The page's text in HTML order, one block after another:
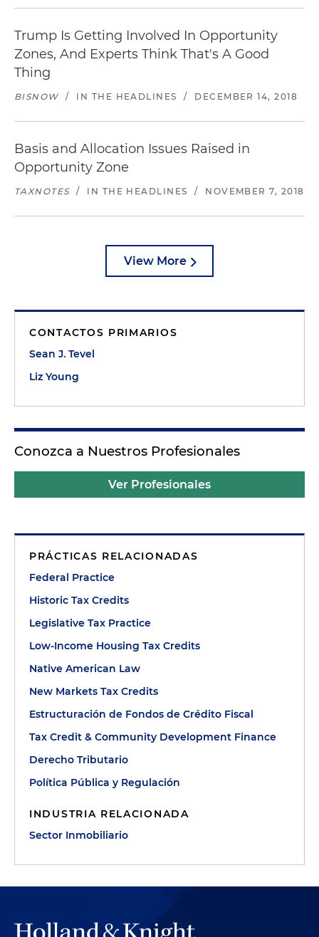
Trump Is Getting Involved In Opportunity
Zones, And Experts Think That's A Good
Thing
BISNOW / IN THE HEADLINES / DECEMBER 14, 2018
Basis and Allocation Issues Raised in
Opportunity Zone
TAXNOTES / IN THE HEADLINES / NOVEMBER 7, 2018
View More
CONTACTOS PRIMARIOS
Sean J. Tevel
Liz Young
Conozca a Nuestros Profesionales
Ver Profesionales
PRÁCTICAS RELACIONADAS
Federal Practice
Historic Tax Credits
Legislative Tax Practice
Low-Income Housing Tax Credits
Native American Law
New Markets Tax Credits
Estructuración de Fondos de Crédito Fiscal
Tax Credit & Community Development Finance
Derecho Tributario
Política Pública y Regulación
INDUSTRIA RELACIONADA
Sector Inmobiliario